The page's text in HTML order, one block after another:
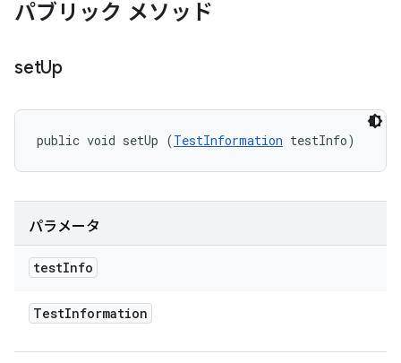
パブリック メソッド
setUp
public void setUp (TestInformation testInfo)
パラメータ
testInfo
TestInformation